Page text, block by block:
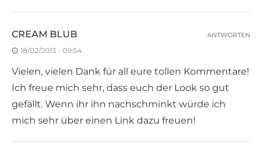
CREAM BLUB
18/02/2013 - 09:54
Vielen, vielen Dank für all eure tollen Kommentare!
Ich freue mich sehr, dass euch der Look so gut
gefällt. Wenn ihr ihn nachschminkt würde ich
mich sehr über einen Link dazu freuen!
ANTWORTEN